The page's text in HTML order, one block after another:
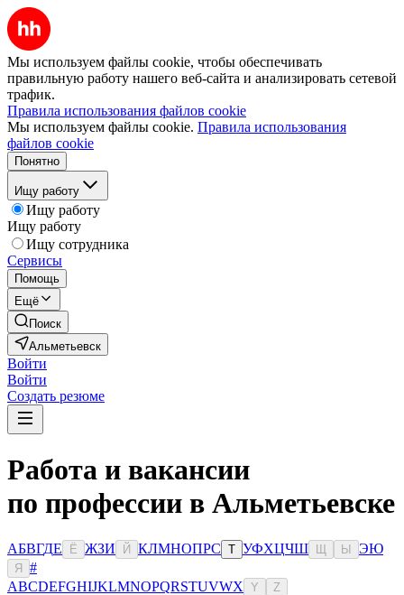
Мы используем файлы cookie, чтобы обеспечивать
правильную работу нашего веб-сайта и анализировать сетевой
трафик.
Правила использования файлов cookie
Мы используем файлы cookie. Правила использования
файлов cookie
Понятно
Ищу работу
Ищу работу
Ищу работу
Ищу сотрудника
Сервисы
Помощь
Ещё
Поиск
Альметьевск
Войти
Войти
Создать резюме
Работа и вакансии
по профессии в Альметьевске
АБВГДЕ Ё ЖЗИ Й КЛМНОПРС Т УФХЦЧШ Ы ЭЮ
Я
#
ABCDEFGHIJKLMNOPQRSTUVWX Y Z